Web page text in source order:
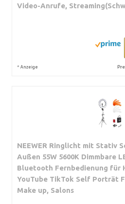
Video-Anrufe,
* Anzeige
NEEWER Ringlicht mit Stativ
Außen 55W 5600K Dimmbare
Bluetooth Fernbedienung für
YouTube TikTok Self Porträt
Make up, Salons